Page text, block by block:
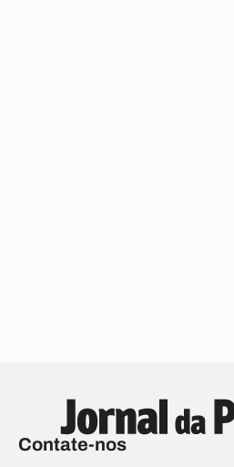
Contate-nos